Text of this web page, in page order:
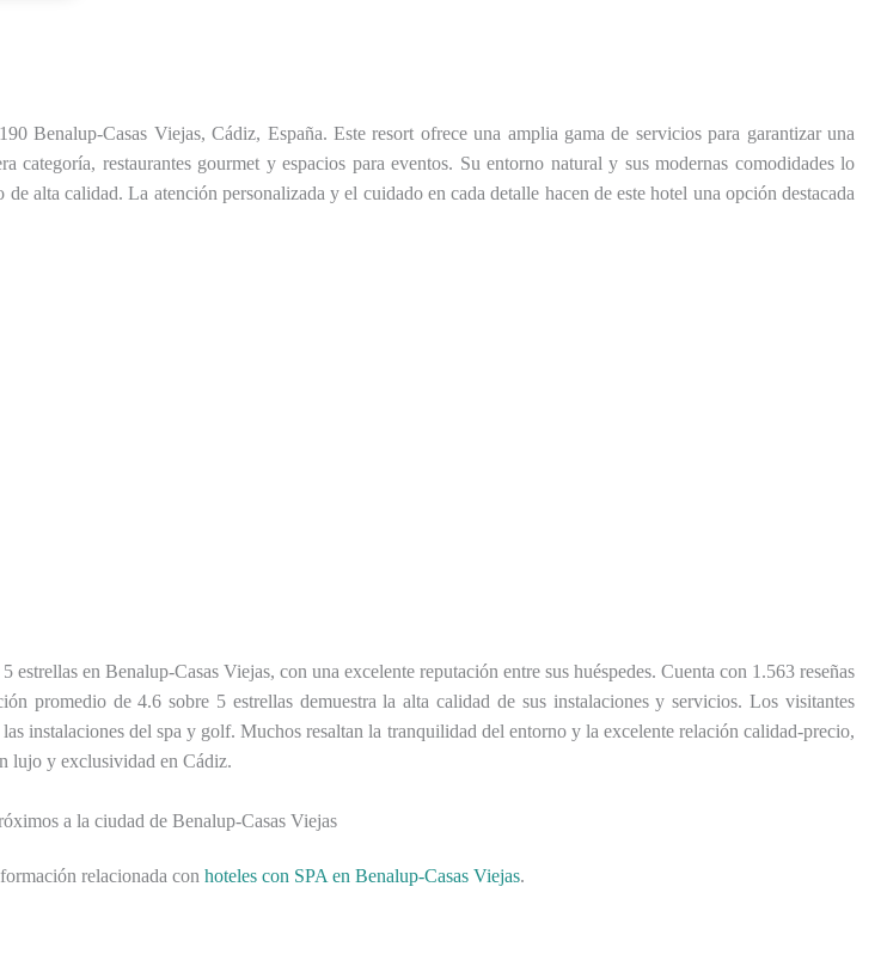
Benalup-Casas Viejas, Cádiz, España. Este resort ofrece una amplia gama de servicios para garantizar una
restaurantes gourmet y espacios para eventos. Su entorno natural y sus modernas comodidades lo
alta calidad. La atención personalizada y el cuidado en cada detalle hacen de este hotel una opción destacada
en Benalup-Casas Viejas, con una excelente reputación entre sus huéspedes. Cuenta con 1.563 reseñas
promedio de 4.6 sobre 5 estrellas demuestra la alta calidad de sus instalaciones y servicios. Los visitantes
instalaciones del spa y golf. Muchos resaltan la tranquilidad del entorno y la excelente relación calidad-precio,
lujo y exclusividad en Cádiz.
a la ciudad de Benalup-Casas Viejas
relacionada con hoteles con SPA en Benalup-Casas Viejas.